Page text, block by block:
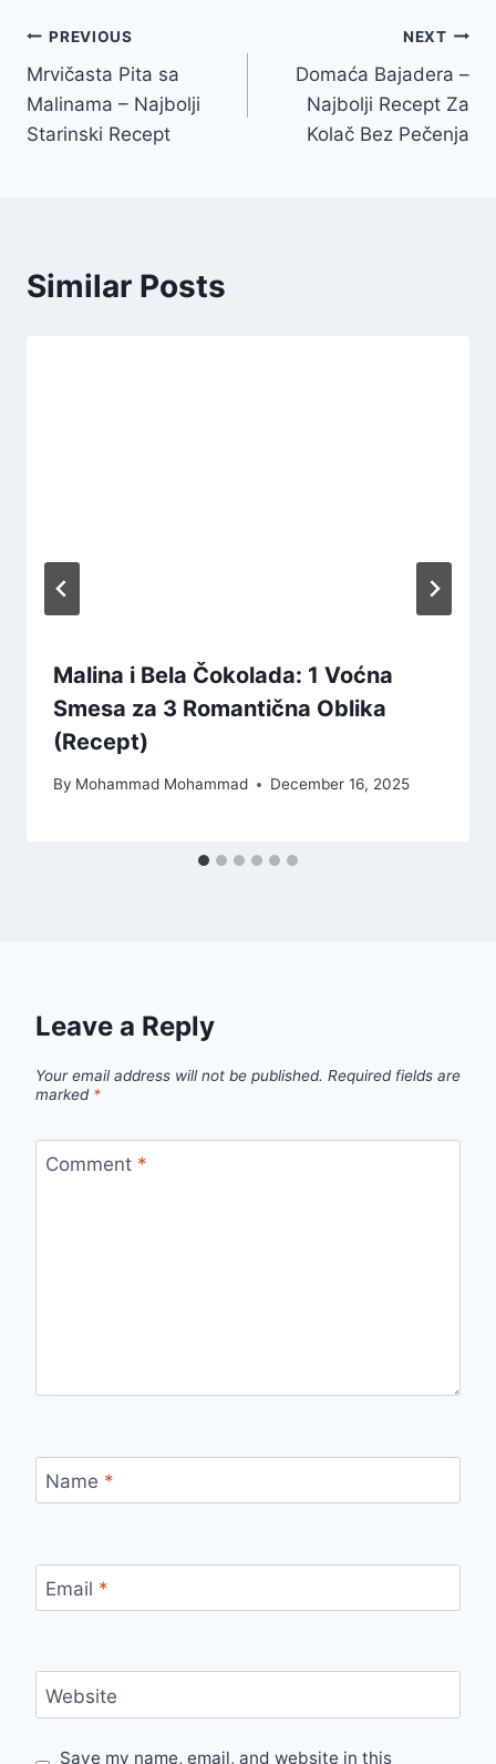
Post
navigation
PREVIOUS
Mrvičasta Pita sa
Malinama – Najbolji
Starinski Recept
NEXT
Domaća Bajadera –
Najbolji Recept Za
Kolač Bez Pečenja
Similar Posts
Malina i Bela Čokolada: 1 Voćna
Smesa za 3 Romantična Oblika
(Recept)
By Mohammad Mohammad December 16, 2025
Leave a Reply
Your email address will not be published. Required fields are
marked *
Comment *
Name *
Email *
Website
Save my name, email, and website in this